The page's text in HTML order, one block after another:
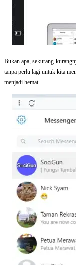
Bukan apa, sekurang-
tanpa perlu lagi untuk kita
menjadi hemat.